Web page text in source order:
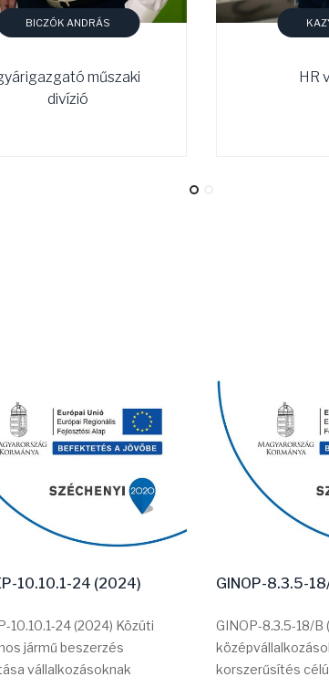
BICZÓK ANDRÁS
műszaki
divízió
HR
10.10.1-24 (2024)
10.10.1-24 (2024) Közúti
jármű beszerzés
vállalkozásoknak
GINOP-8.3.5-
GINOP-8.3.5-18/B
korszerűsítés